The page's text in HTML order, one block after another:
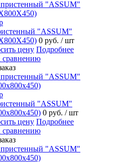
"ASSUM"
0 руб. / шт
цену Подробнее
сравнению
"ASSUM"
0 руб. / шт
цену Подробнее
сравнению